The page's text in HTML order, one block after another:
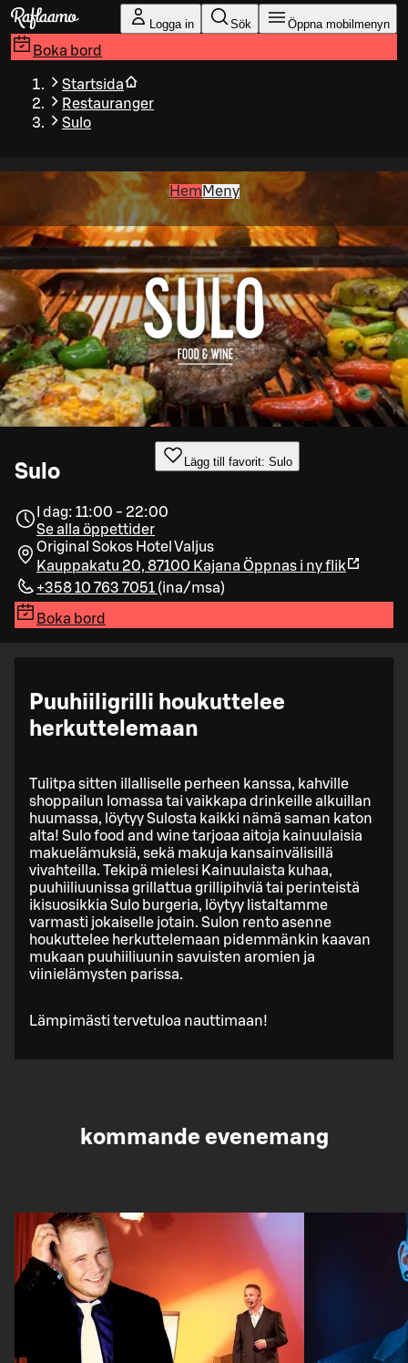
Gå till huvudinnehållet
Logga in Sök Öppna mobilmenyn
Boka bord
Startsida
Restauranger
Sulo
Hem Meny
Sulo Lägg till favorit: Sulo
I dag: 11:00 - 22:00
Se alla öppettider
Original Sokos Hotel Valjus
Kauppakatu 20, 87100 Kajana Öppnas i ny flik
+358 10 763 7051 (ina/msa)
Boka bord
Puuhiiligrilli houkuttelee
herkuttelemaan
Tulitpa sitten illalliselle perheen kanssa, kahville
shoppailun lomassa tai vaikkapa drinkeille alkuillan
huumassa, löytyy Sulosta kaikki nämä saman katon
alta! Sulo food and wine tarjoaa aitoja kainuulaisia
makuelämuksiä, sekä makuja kansainvälisillä
vivahteilla. Tekipä mielesi Kainuulaista kuhaa,
puuhiiliuunissa grillattua grillipihviä tai perinteistä
ikisuosikkia Sulo burgeria, löytyy listaltamme
varmasti jokaiselle jotain. Sulon rento asenne
houkuttelee herkuttelemaan pidemmänkin kaavan
mukaan puuhiiliuunin savuisten aromien ja
viinielämysten parissa.
Lämpimästi tervetuloa nauttimaan!
kommande evenemang